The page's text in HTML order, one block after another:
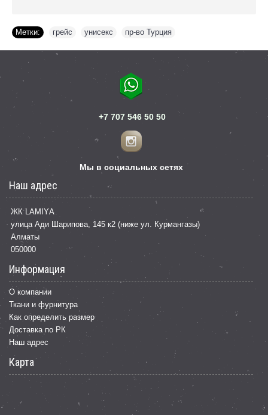
Метки: грейс унисекс пр-во Турция
+7 707 546 50 50
Мы в социальных сетях
Наш адрес
ЖК LАМІYА
улица Ади Шарипова, 145 к2 (ниже ул. Курмангазы)
Алматы
050000
Информация
О компании
Ткани и фурнитура
Как определить размер
Доставка по РК
Наш адрес
Карта